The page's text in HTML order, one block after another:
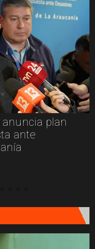
Aprueban 30
Medios en La
supera los